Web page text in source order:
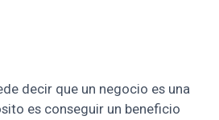
decir que un negocio es una
es conseguir un beneficio